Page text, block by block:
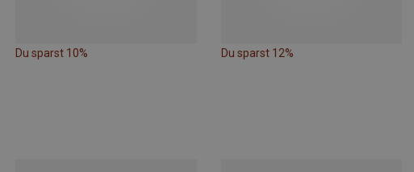
Du sparst 10% Du sparst 12%